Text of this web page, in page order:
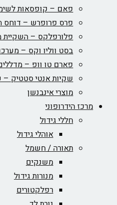
פאם – קופסאות
פרס פרופרש – דוחס
פלורפלקס – השקיית
בסט ווליו וקס –
פארם טו וופ –
שקיות אנטי סטטיק –
מוצרי אינבנשן
מרכז הידרופוני
חללי גידול
אוהלי גידול
תאורה / חשמל
משנקים
מנורות גידול
רפלקטורים